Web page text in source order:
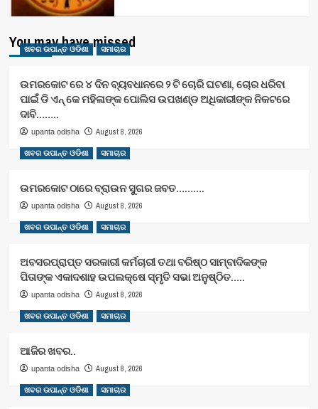
You may have missed
ଖବର ଉପାନ୍ତ ଓଡିଶା ସମାଚାର
ଉମରକୋଟ ରେ ୪ ଦିନ ବ୍ୟବଧାନରେ ୨ ଟି ଚୋରି ଘଟଣା, ଚୋର ଧରିବା
ପାଇଁ ଡି ଏନ୍ କେ ମହିଳାଙ୍କ ପୋଲିସ ଉପଖଣ୍ଡ ଅଧିକାରୀଙ୍କ ନିକଟରେ
ଦାବି……..
upanta odisha August 8, 2026
ଖବର ଉପାନ୍ତ ଓଡିଶା ସମାଚାର
ଉମରକୋଟ ଠାରେ ବ୍ରାଉନ ସୁଗର ଜବତ……….
upanta odisha August 8, 2026
ଖବର ଉପାନ୍ତ ଓଡିଶା ସମାଚାର
ଅବସରପ୍ରାପ୍ତ ସରକାରୀ କର୍ମଚାରୀ ତଥା ବରିଷ୍ଠ ସାମ୍ବାଦିକଙ୍କ
ପିତାଙ୍କ ଏକାଦଶାହ ଉପଲକ୍ଷେ ସ୍ମୃତି ସଭା ଅନୁଷ୍ଠିତ…..
upanta odisha August 8, 2026
ଖବର ଉପାନ୍ତ ଓଡିଶା ସମାଚାର
ଆଜିର ଖବର..
upanta odisha August 8, 2026
ଖବର ଉପାନ୍ତ ଓଡିଶା ସମାଚାର